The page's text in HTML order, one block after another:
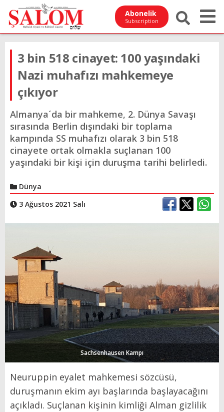
Abonelik
Subscription
3 bin 518 cinayet: 100 yaşındaki
Nazi muhafızı mahkemeye
çıkıyor
Almanya´da bir mahkeme, 2. Dünya Savaşı
sırasında Berlin dışındaki bir toplama
kampında SS muhafızı olarak 3 bin 518
cinayete ortak olmakla suçlanan 100
yaşındaki bir kişi için duruşma tarihi belirledi.
Dünya
3 Ağustos 2021 Salı
Sachsenhausen Kampı
Neuruppin eyalet mahkemesi sözcüsü,
duruşmanın ekim ayı başlarında başlayacağını
açıkladı. Suçlanan kişinin kimliği Alman gizlilik